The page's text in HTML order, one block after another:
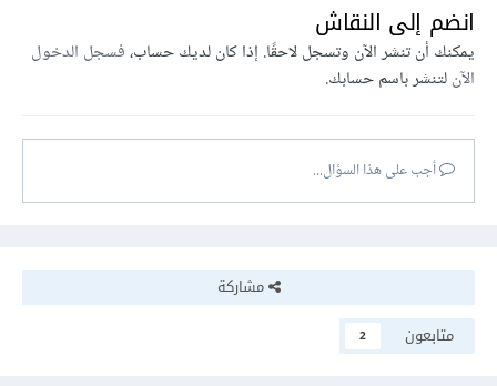
انضم إلى النقاش
يمكنك أن تنشر الآن وتسجل لاحقًا. إذا كان لديك حساب،فسجل الدخول
الآنلتنشر باسم حسابك.
أجب على هذا السؤال...
مشاركة
متابعون
2